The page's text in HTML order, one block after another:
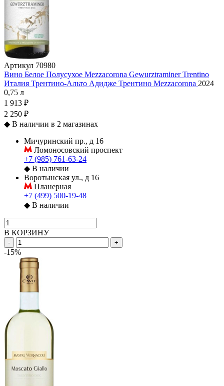
Артикул 70980
Вино Белое Полусухое Mezzacorona Gewurztraminer Trentino
Италия Трентино-Альто Адидже Трентино Mezzacorona 2024
0,75 л
1 913 ₽
2 250 ₽
◆ В наличии в 2 магазинах
Мичуринский пр., д 16
Ломоносовский проспект
+7 (985) 761-63-24
◆ В наличии
Воротынская ул., д 16
Планерная
+7 (499) 500-19-48
◆ В наличии
В КОРЗИНУ
- +
-15%